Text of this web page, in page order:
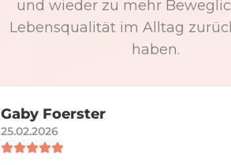
und wieder zu mehr
Lebensqualität im Alltag
haben.
Gaby Foerster
25.02.2026